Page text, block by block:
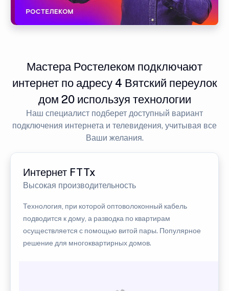
Мастера Ростелеком подключают
интернет по адресу 4 Вятский переулок
дом 20 используя технологии
Наш специалист подберет доступный вариант
подключения интернета и телевидения, учитывая все
Ваши желания.
Интернет FTTx
Высокая производительность
Технология, при которой оптоволоконный кабель
подводится к дому, а разводка по квартирам
осуществляется с помощью витой пары. Популярное
решение для многоквартирных домов.